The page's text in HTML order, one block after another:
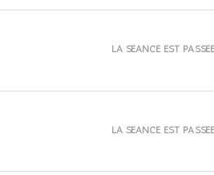
LA SÉANCE EST PASSÉE
LA SÉANCE EST PASSÉE